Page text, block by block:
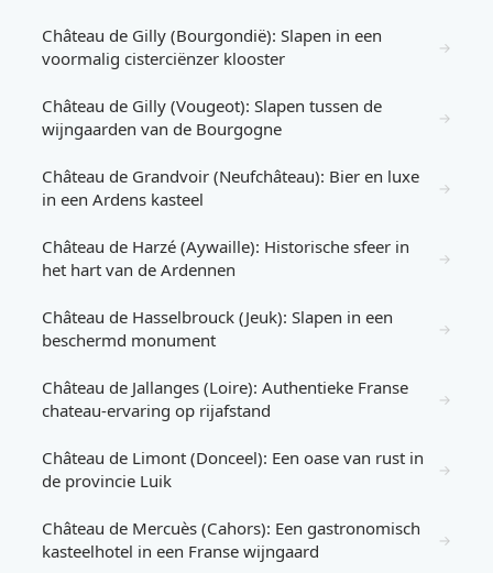
Château de Gilly (Bourgondië): Slapen in een
voormalig cisterciënzer klooster
→
Château de Gilly (Vougeot): Slapen tussen de
wijngaarden van de Bourgogne
→
Château de Grandvoir (Neufchâteau): Bier en luxe
in een Ardens kasteel
→
Château de Harzé (Aywaille): Historische sfeer in
het hart van de Ardennen
→
Château de Hasselbrouck (Jeuk): Slapen in een
beschermd monument
→
Château de Jallanges (Loire): Authentieke Franse
chateau-ervaring op rijafstand
→
Château de Limont (Donceel): Een oase van rust in
de provincie Luik
→
Château de Mercuès (Cahors): Een gastronomisch
kasteelhotel in een Franse wijngaard
→